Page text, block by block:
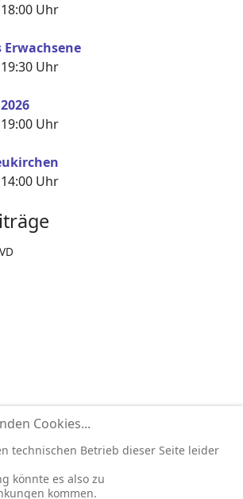
18:00 Uhr
Erwachsene
19:30 Uhr
19:00 Uhr
14:00 Uhr
Cookies...
technischen Betrieb dieser Seite leider
könnte es also zu
kommen.